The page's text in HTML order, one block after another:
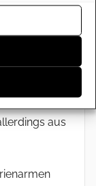
mit
die
Schwarzen
aus